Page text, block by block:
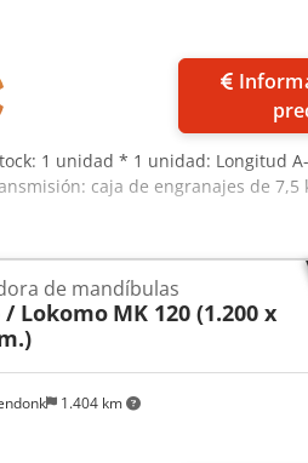
1 unidad * 1 unidad: Longitud
caja de engranajes de 7,5
1.404 km
de mandíbulas
/ Lokomo MK 120 (1.200 x